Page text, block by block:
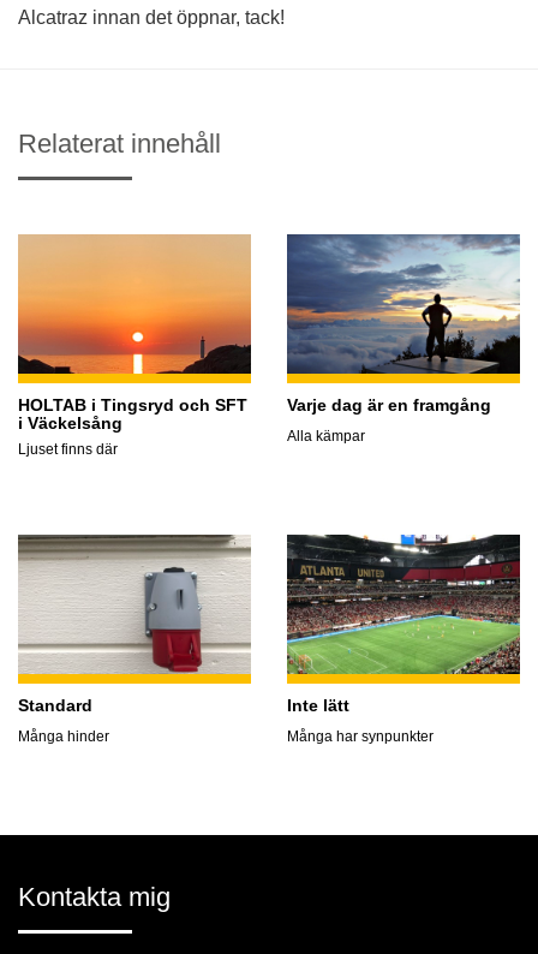
Alcatraz innan det öppnar, tack!
Relaterat innehåll
HOLTAB i Tingsryd och SFT
i Väckelsång
Ljuset finns där
Varje dag är en framgång
Alla kämpar
Standard
Många hinder
Inte lätt
Många har synpunkter
Kontakta mig